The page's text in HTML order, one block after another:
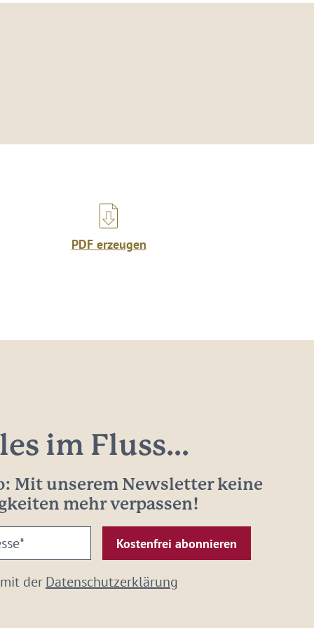
PDF erzeugen
im Fluss...
Mit unserem Newsletter keine
mehr verpassen!
derDatenschutzerklärung